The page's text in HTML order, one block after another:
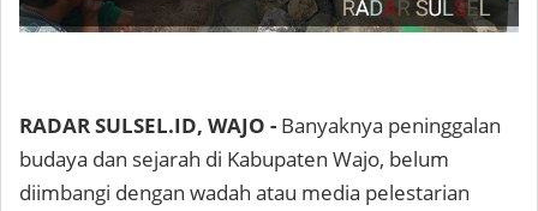
RADAR SULSEL.ID, WAJO - Banyaknya peninggalan
budaya dan sejarah di Kabupaten Wajo, belum
diimbangi dengan wadah atau media pelestarian